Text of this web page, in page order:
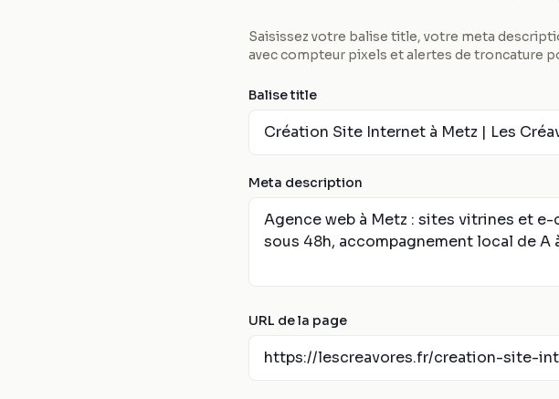
Saisissez votre balise title, votre meta
avec compteur pixels et alertes de troncature
Balise title
Meta description
URL de la page